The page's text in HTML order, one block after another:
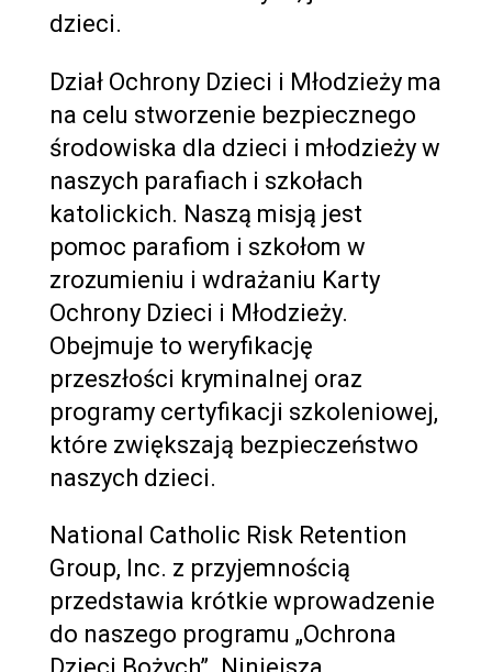
dzieci.
Dział Ochrony Dzieci i Młodzieży ma
na celu stworzenie bezpiecznego
środowiska dla dzieci i młodzieży w
naszych parafiach i szkołach
katolickich. Naszą misją jest
pomoc parafiom i szkołom w
zrozumieniu i wdrażaniu Karty
Ochrony Dzieci i Młodzieży.
Obejmuje to weryfikację
przeszłości kryminalnej oraz
programy certyfikacji szkoleniowej,
które zwiększają bezpieczeństwo
naszych dzieci.
National Catholic Risk Retention
Group, Inc. z przyjemnością
przedstawia krótkie wprowadzenie
do naszego programu „Ochrona